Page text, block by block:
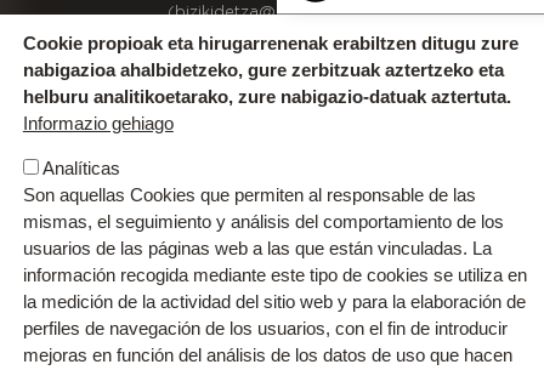
(bizikidetza@uzturpe.eus)
Kexak eta iradokizunak
Idazkaritzako ordutegia
Gurekin lan egin
Cookie propioak eta hirugarrenenak erabiltzen ditugu zure
nabigazioa ahalbidetzeko, gure zerbitzuak aztertzeko eta
helburu analitikoetarako, zure nabigazio-datuak aztertuta.
Informazio gehiago
Analíticas
Son aquellas Cookies que permiten al responsable de las
mismas, el seguimiento y análisis del comportamiento de los
usuarios de las páginas web a las que están vinculadas. La
información recogida mediante este tipo de cookies se utiliza en
la medición de la actividad del sitio web y para la elaboración de
perfiles de navegación de los usuarios, con el fin de introducir
mejoras en función del análisis de los datos de uso que hacen